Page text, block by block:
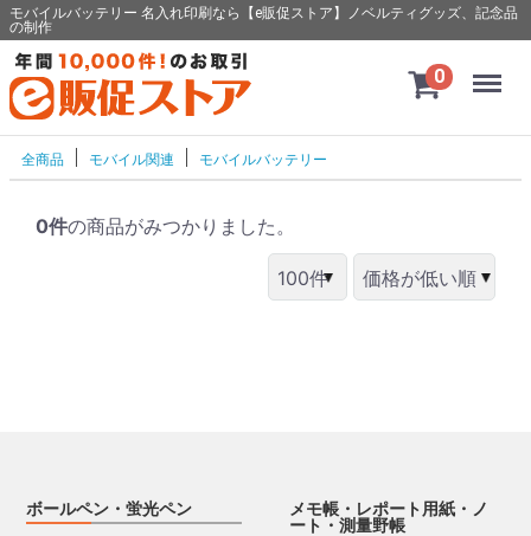
モバイルバッテリー 名入れ印刷なら【e販促ストア】ノベルティグッズ、記念品
の制作
0
全商品 モバイル関連 モバイルバッテリー
0件の商品がみつかりました。
ボールペン・蛍光ペン
メモ帳・レポート用紙・ノ
ート・測量野帳